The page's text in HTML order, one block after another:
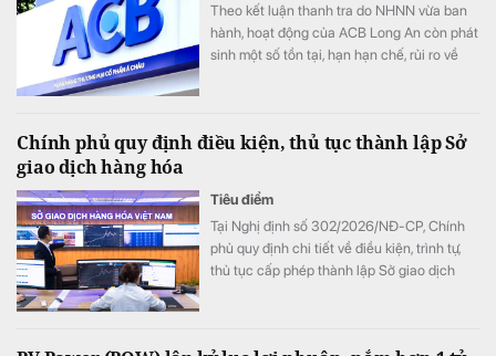
Theo kết luận thanh tra do NHNN vừa ban
hành, hoạt động của ACB Long An còn phát
sinh một số tồn tại, hạn hạn chế, rủi ro về
động chuyển tiền ra nước ngoài.
Chính phủ quy định điều kiện, thủ tục thành lập Sở
giao dịch hàng hóa
Tiêu điểm
Tại Nghị định số 302/2026/NĐ-CP, Chính
phủ quy định chi tiết về điều kiện, trình tự,
thủ tục cấp phép thành lập Sở giao dịch